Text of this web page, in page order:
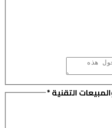
التقنية*